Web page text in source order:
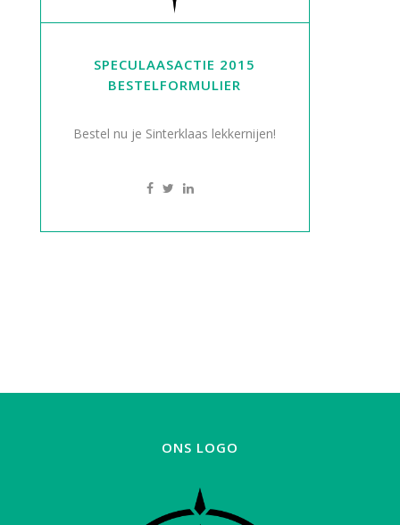
SPECULAASACTIE 2015
BESTELFORMULIER
Bestel nu je Sinterklaas lekkernijen!
ONS LOGO